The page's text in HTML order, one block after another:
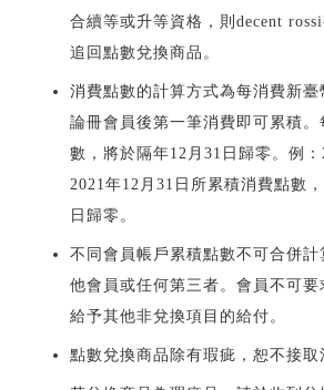
合續等或升等資格，則decent
追回點數兌換商品。
消費點數的計算方式為每消費新臺
論冊會員後第一筆消費即可累積
數，將於隔年12月31日歸零。例：
2021年12月31日所累積消費點數
日歸零。
不同會員帳戶累積點數不可合併
他會員或任何第三者。會員不可
給予其他非兌換項目的給付。
點數兌換商品除有瑕疵，恕不接取